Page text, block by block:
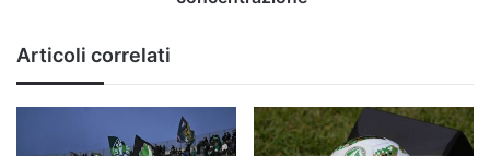
la
concentrazione"
Articoli correlati